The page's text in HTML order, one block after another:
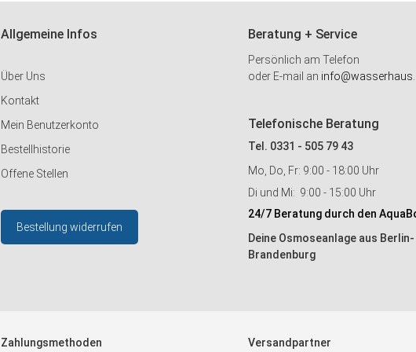
Allgemeine Infos
Über Uns
Kontakt
Mein Benutzerkonto
Bestellhistorie
Offene Stellen
Bestellung widerrufen
Beratung + Service
Persönlich am Telefon
oder E-mail an
Telefonische Beratung
Tel. 0331 - 505 79 43
Mo, Do, Fr: 9:00 - 18:00 Uhr
Di und Mi: 9:00 - 15:00 Uhr
24/7 Beratung durch den
Deine Osmoseanlage aus Berlin-
Brandenburg
Zahlungsmethoden Versandpartner